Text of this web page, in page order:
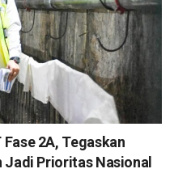
2A, Tegaskan
Prioritas Nasional